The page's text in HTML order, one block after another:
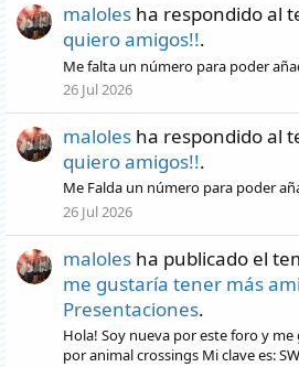
maloles ha respondido al
quiero amigos!!.
Me falta un número para poder
26 Jul 2026
maloles ha respondido al
quiero amigos!!.
Me Falda un número para poder
26 Jul 2026
maloles ha publicado el
me gustaría tener más
Presentaciones.
Hola! Soy nueva por este foro y
por animal crossings Mi clave es: